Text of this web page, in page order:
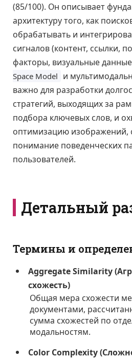
(85/100). Он описывает
архитектуру того, как
обрабатывать и
сигналов (контент, ссылки,
факторы, визуальные
Space Model и
важно для разработки
стратегий, выходящих за
подбора ключевых слов, и
оптимизацию изображений,
понимание поведенческих
пользователей.
Детальный
Термины и
Aggregate Similarity
схожесть)
Общая мера схожести
документами,
сумма схожестей по
модальностям.
Color Complexity